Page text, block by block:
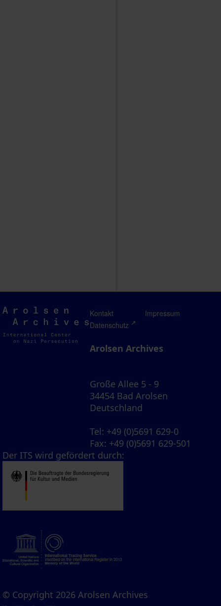
Arolsen
Archives
Kontakt
Impressum
Datenschutz
Arolsen Archives
Große Allee 5 - 9
34454 Bad Arolsen
Deutschland
Tel: +49 (0)5691 629-0
Fax: +49 (0)5691 629-501
Der ITS wird gefördert durch:
© Copyright 2026 Arolsen Archives